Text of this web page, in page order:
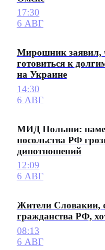
17:30
6 АВГ
Мирошник заявил,
готовиться к
на Украине
14:30
6 АВГ
МИД Польши:
посольства РФ
дипотношений
12:09
6 АВГ
Жители Словакии,
гражданства РФ,
08:13
6 АВГ